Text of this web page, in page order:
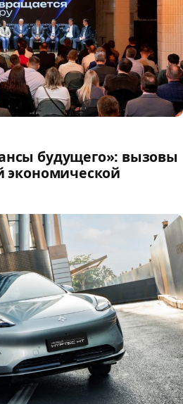
будущего»: вызовы
экономической